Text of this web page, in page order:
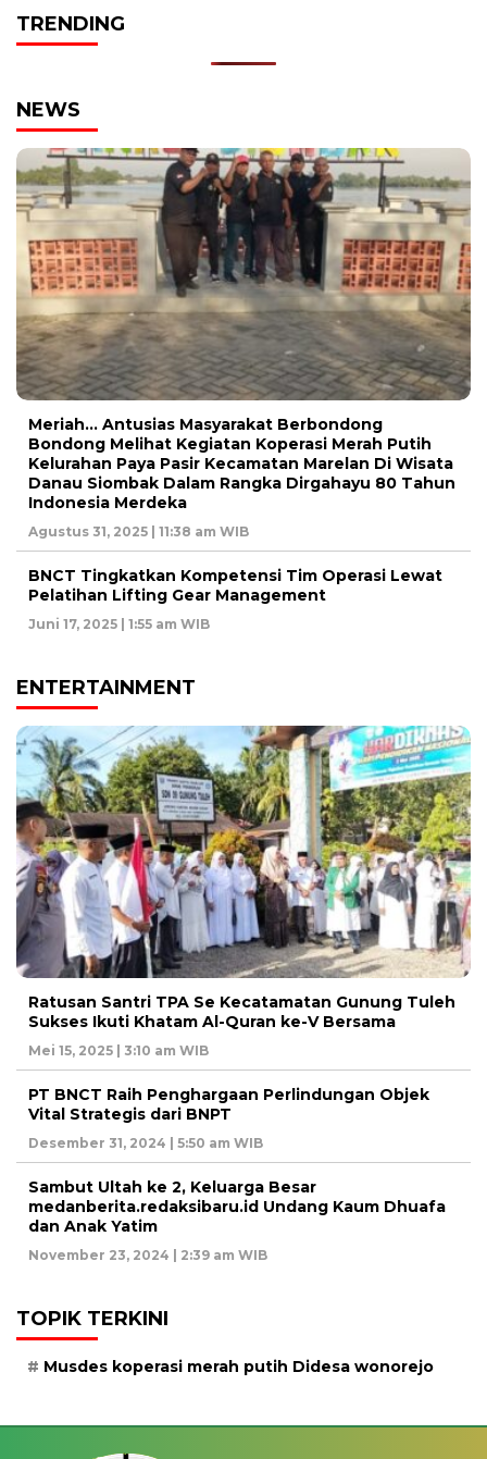
TRENDING
NEWS
Meriah… Antusias Masyarakat Berbondong
Bondong Melihat Kegiatan Koperasi Merah Putih
Kelurahan Paya Pasir Kecamatan Marelan Di Wisata
Danau Siombak Dalam Rangka Dirgahayu 80 Tahun
Indonesia Merdeka
Agustus 31, 2025 | 11:38 am WIB
BNCT Tingkatkan Kompetensi Tim Operasi Lewat
Pelatihan Lifting Gear Management
Juni 17, 2025 | 1:55 am WIB
ENTERTAINMENT
Ratusan Santri TPA Se Kecatamatan Gunung Tuleh
Sukses Ikuti Khatam Al-Quran ke-V Bersama
Mei 15, 2025 | 3:10 am WIB
PT BNCT Raih Penghargaan Perlindungan Objek
Vital Strategis dari BNPT
Desember 31, 2024 | 5:50 am WIB
Sambut Ultah ke 2, Keluarga Besar
medanberita.redaksibaru.id Undang Kaum Dhuafa
dan Anak Yatim
November 23, 2024 | 2:39 am WIB
TOPIK TERKINI
Musdes koperasi merah putih Didesa wonorejo